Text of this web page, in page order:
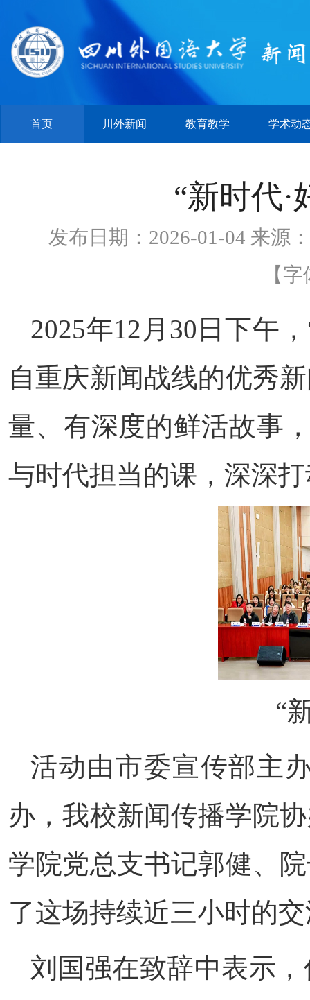
首页 川外新闻 教育教学 学术动
“新时代
发布日期：2026-01-04 来源
【
2025年12月30日下午
自重庆新闻战线的优秀
量、有深度的鲜活故事
与时代担当的课，深深
“
活动由市委宣传部主
办，我校新闻传播学院
学院党总支书记郭健、
了这场持续近三小时的
刘国强在致辞中表示